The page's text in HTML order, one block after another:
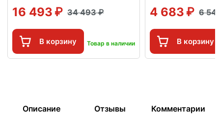
16 493 34 493
В корзину Товар в наличии
4 683 6
В корзину
Описание Отзывы Комментарии